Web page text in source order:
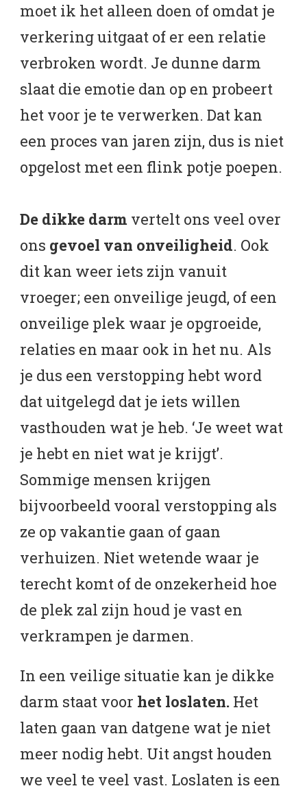
moet ik het alleen doen of omdat je
verkering uitgaat of er een relatie
verbroken wordt. Je dunne darm
slaat die emotie dan op en probeert
het voor je te verwerken. Dat kan
een proces van jaren zijn, dus is niet
opgelost met een flink potje poepen.
De dikke darm vertelt ons veel over
ons gevoel van onveiligheid. Ook
dit kan weer iets zijn vanuit
vroeger; een onveilige jeugd, of een
onveilige plek waar je opgroeide,
relaties en maar ook in het nu. Als
je dus een verstopping hebt word
dat uitgelegd dat je iets willen
vasthouden wat je heb. ‘Je weet wat
je hebt en niet wat je krijgt’.
Sommige mensen krijgen
bijvoorbeeld vooral verstopping als
ze op vakantie gaan of gaan
verhuizen. Niet wetende waar je
terecht komt of de onzekerheid hoe
de plek zal zijn houd je vast en
verkrampen je darmen.
In een veilige situatie kan je dikke
darm staat voor het loslaten. Het
laten gaan van datgene wat je niet
meer nodig hebt. Uit angst houden
we veel te veel vast. Loslaten is een